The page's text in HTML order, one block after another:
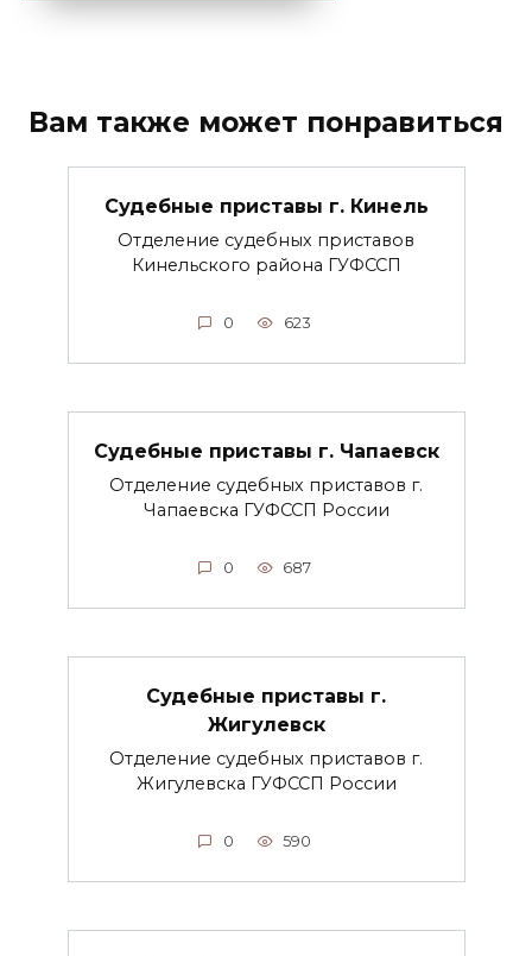
Вам также может понравиться
Судебные приставы г. Кинель
Отделение судебных приставов
Кинельского района ГУФССП
0 623
Судебные приставы г. Чапаевск
Отделение судебных приставов г.
Чапаевска ГУФССП России
0 687
Судебные приставы г.
Жигулевск
Отделение судебных приставов г.
Жигулевска ГУФССП России
0 590